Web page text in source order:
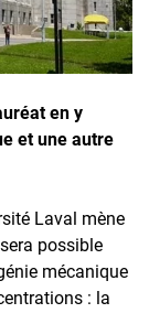
en y
et une autre
Laval mène
possible
mécanique
: la